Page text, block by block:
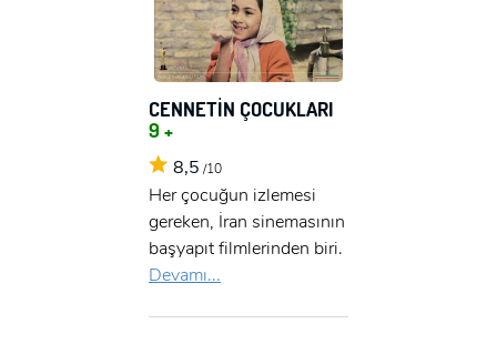
CENNETİN ÇOCUKLARI
9 +
8,5 /10
Her çocuğun izlemesi
gereken, İran sinemasının
başyapıt filmlerinden biri.
Devamı...